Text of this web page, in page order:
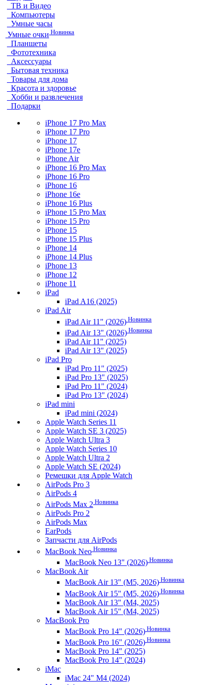
ТВ и Видео
Компьютеры
Умные часы
Умные очки Новинка
Планшеты
Фототехника
Аксессуары
Бытовая техника
Товары для дома
Красота и здоровье
Хобби и развлечения
Подарки
iPhone 17 Pro Max
iPhone 17 Pro
iPhone 17
iPhone 17e
iPhone Air
iPhone 16 Pro Max
iPhone 16 Pro
iPhone 16
iPhone 16e
iPhone 16 Plus
iPhone 15 Pro Max
iPhone 15 Pro
iPhone 15
iPhone 15 Plus
iPhone 14
iPhone 14 Plus
iPhone 13
iPhone 12
iPhone 11
iPad
iPad A16 (2025)
iPad Air
iPad Air 11" (2026) Новинка
iPad Air 13" (2026) Новинка
iPad Air 11" (2025)
iPad Air 13" (2025)
iPad Pro
iPad Pro 11" (2025)
iPad Pro 13" (2025)
iPad Pro 11" (2024)
iPad Pro 13" (2024)
iPad mini
iPad mini (2024)
Apple Watch Series 11
Apple Watch SE 3 (2025)
Apple Watch Ultra 3
Apple Watch Series 10
Apple Watch Ultra 2
Apple Watch SE (2024)
Ремешки для Apple Watch
AirPods Pro 3
AirPods 4
AirPods Max 2 Новинка
AirPods Pro 2
AirPods Max
EarPods
Запчасти для AirPods
MacBook Neo Новинка
MacBook Neo 13" (2026) Новинка
MacBook Air
MacBook Air 13" (M5, 2026) Новинка
MacBook Air 15" (M5, 2026) Новинка
MacBook Air 13" (M4, 2025)
MacBook Air 15" (M4, 2025)
MacBook Pro
MacBook Pro 14" (2026) Новинка
MacBook Pro 16" (2026) Новинка
MacBook Pro 14" (2025)
MacBook Pro 14" (2024)
iMac
iMac 24" M4 (2024)